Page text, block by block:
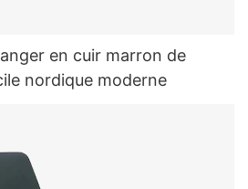
en cuir marron de
nordique moderne